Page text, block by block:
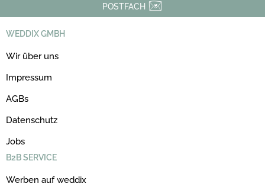
POSTFACH
WEDDIX GMBH
Wir über uns
Impressum
AGBs
Datenschutz
Jobs
B2B SERVICE
Werben auf weddix